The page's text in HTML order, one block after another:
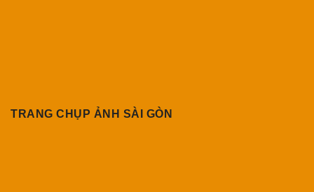
TRANG CHỤP ẢNH SÀI GÒN